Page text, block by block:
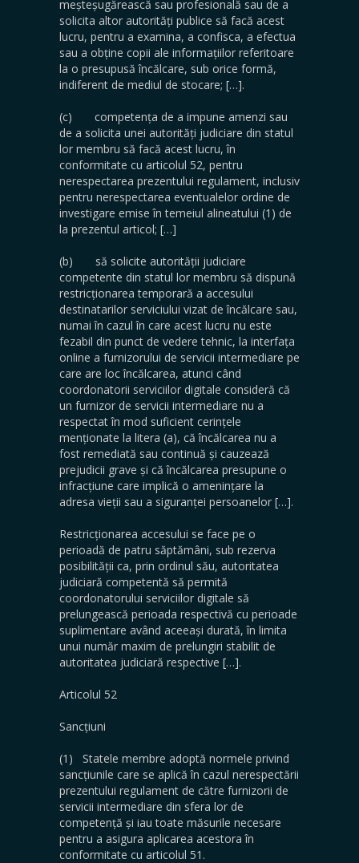
meșteșugărească sau profesională sau de a
solicita altor autorități publice să facă acest
lucru, pentru a examina, a confisca, a efectua
sau a obține copii ale informațiilor referitoare
la o presupusă încălcare, sub orice formă,
indiferent de mediul de stocare; […].
(c) competența de a impune amenzi sau
de a solicita unei autorități judiciare din statul
lor membru să facă acest lucru, în
conformitate cu articolul 52, pentru
nerespectarea prezentului regulament, inclusiv
pentru nerespectarea eventualelor ordine de
investigare emise în temeiul alineatului (1) de
la prezentul articol; […]
(b) să solicite autorității judiciare
competente din statul lor membru să dispună
restricționarea temporară a accesului
destinatarilor serviciului vizat de încălcare sau,
numai în cazul în care acest lucru nu este
fezabil din punct de vedere tehnic, la interfața
online a furnizorului de servicii intermediare pe
care are loc încălcarea, atunci când
coordonatorii serviciilor digitale consideră că
un furnizor de servicii intermediare nu a
respectat în mod suficient cerințele
menționate la litera (a), că încălcarea nu a
fost remediată sau continuă și cauzează
prejudicii grave și că încălcarea presupune o
infracțiune care implică o amenințare la
adresa vieții sau a siguranței persoanelor […].
Restricționarea accesului se face pe o
perioadă de patru săptămâni, sub rezerva
posibilității ca, prin ordinul său, autoritatea
judiciară competentă să permită
coordonatorului serviciilor digitale să
prelungească perioada respectivă cu perioade
suplimentare având aceeași durată, în limita
unui număr maxim de prelungiri stabilit de
autoritatea judiciară respective […].
Articolul 52
Sancțiuni
(1) Statele membre adoptă normele privind
sancțiunile care se aplică în cazul nerespectării
prezentului regulament de către furnizorii de
servicii intermediare din sfera lor de
competență și iau toate măsurile necesare
pentru a asigura aplicarea acestora în
conformitate cu articolul 51.